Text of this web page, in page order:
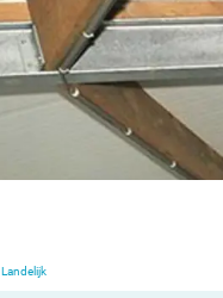
Landelijk